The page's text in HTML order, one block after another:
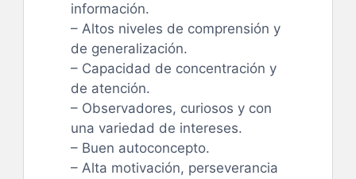
información.
– Altos niveles de comprensión y
de generalización.
– Capacidad de concentración y
de atención.
– Observadores, curiosos y con
una variedad de intereses.
– Buen autoconcepto.
– Alta motivación, perseverancia